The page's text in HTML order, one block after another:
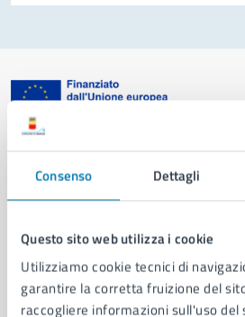
Consenso Dettagli
Questo sito web utilizza i cookie
Utilizziamo cookie tecnici di
garantire la corretta fruizione del
raccogliere informazioni sull'uso del
AMMINISTRAZIONE
Aree amministrative
Organi di governo
Municipalità
Uffici